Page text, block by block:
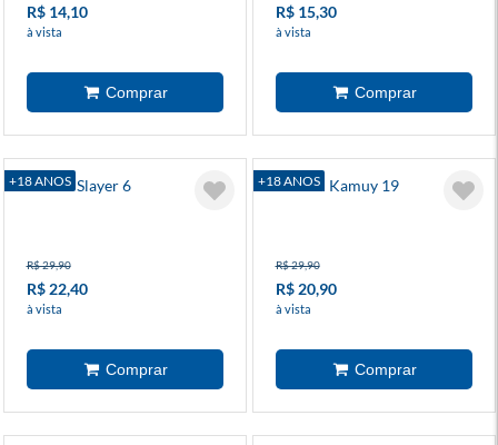
R$ 14,10
à vista
R$ 15,30
à vista
+18 ANOS
Goblin Slayer 6
R$ 29,90
R$ 22,40
à vista
+18 ANOS
Golden Kamuy 19
R$ 29,90
R$ 20,90
à vista